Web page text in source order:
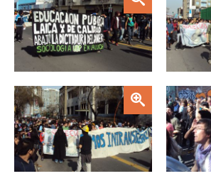
Zoom Zoom